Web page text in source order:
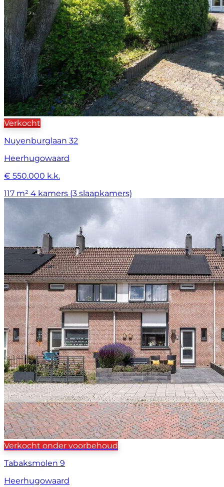
Verkocht
Nuyenburglaan 32
Heerhugowaard
€ 550.000 k.k.
117 m² 4 kamers (3 slaapkamers)
Verkocht onder voorbehoud
Tabaksmolen 9
Heerhugowaard